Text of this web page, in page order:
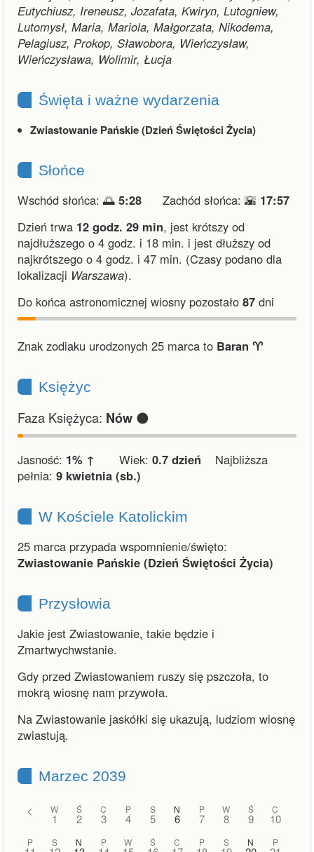
Eutychiusz, Ireneusz, Jozafata, Kwiryn, Lutogniew,
Lutomysł, Maria, Mariola, Małgorzata, Nikodema,
Pelagiusz, Prokop, Sławobora, Wieńczysław,
Wieńczysława, Wolimir, Łucja
Święta i ważne wydarzenia
Zwiastowanie Pańskie (Dzień Świętości Życia)
Słońce
Wschód słońca: 🌅 5:28 Zachód słońca: 🌇 17:57
Dzień trwa 12 godz. 29 min, jest krótszy od
najdłuższego o 4 godz. i 18 min. i jest dłuższy od
najkrótszego o 4 godz. i 47 min. (Czasy podano dla
lokalizacji Warszawa).
Do końca astronomicznej wiosny pozostało 87 dni
Znak zodiaku urodzonych 25 marca to Baran ♈︎
Księżyc
Faza Księżyca: Nów 🌑
Jasność: 1% ↑ Wiek: 0.7 dzień Najbliższa
pełnia: 9 kwietnia (sb.)
W Kościele Katolickim
25 marca przypada wspomnienie/święto:
Zwiastowanie Pańskie (Dzień Świętości Życia)
Przysłowia
Jakie jest Zwiastowanie, takie będzie i
Zmartwychwstanie.
Gdy przed Zwiastowaniem ruszy się pszczoła, to
mokrą wiosnę nam przywoła.
Na Zwiastowanie jaskółki się ukazują, ludziom wiosnę
zwiastują.
Marzec 2039
< W
1
Ś
2
C
3
P
4
S
5
N
6
P
7
W
8
Ś
9
C
10
P S N P W Ś C P S N P